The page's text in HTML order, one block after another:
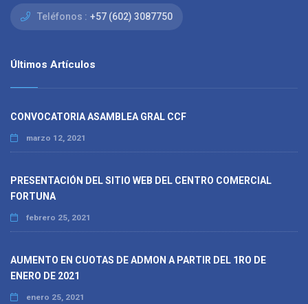
Teléfonos : +57 (602) 3087750
Últimos Artículos
CONVOCATORIA ASAMBLEA GRAL CCF
marzo 12, 2021
PRESENTACIÓN DEL SITIO WEB DEL CENTRO COMERCIAL
FORTUNA
febrero 25, 2021
AUMENTO EN CUOTAS DE ADMON A PARTIR DEL 1RO DE
ENERO DE 2021
enero 25, 2021